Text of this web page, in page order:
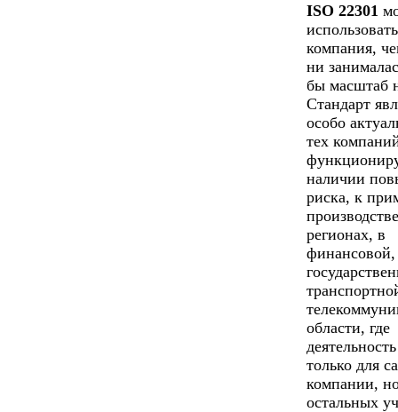
ISO 22301
компания,
ни
бы масштаб
Стандарт
особо
тех
наличии
риска, к
регионах, в
финансовой,
области, где
только для
компании,
остальных